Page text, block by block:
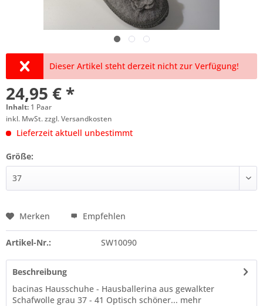
Dieser Artikel steht derzeit nicht zur Verfügung!
24,95 € *
Inhalt: 1 Paar
inkl. MwSt.zzgl. Versandkosten
Lieferzeit aktuell unbestimmt
Größe:
Merken Empfehlen
Artikel-Nr.: SW10090
Beschreibung
bacinas Hausschuhe - Hausballerina aus gewalkter
Schafwolle grau 37 - 41 Optisch schöner... mehr